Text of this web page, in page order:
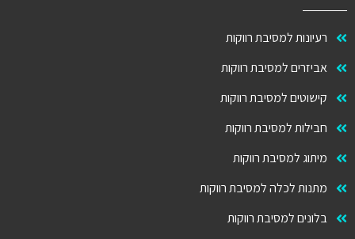
רעיונות למסיבת רווקות
אביזרים למסיבת רווקות
קישוטים למסיבת רווקות
חבילות למסיבת רווקות
מיתוג למסיבת רווקות
מתנות לכלה למסיבת רווקות
בלונים למסיבת רווקות